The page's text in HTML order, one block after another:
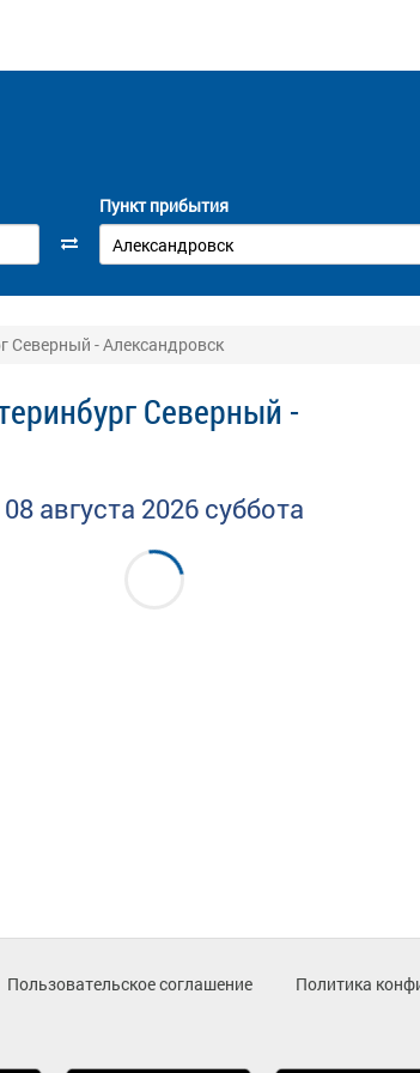
Пункт прибытия
Северный - Александровск
Северный -
08 августа 2026 суббота
Пользовательское соглашение
Политика